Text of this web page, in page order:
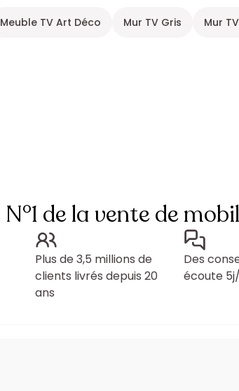
Meuble TV Art Déco Mur TV Gris Mur
N°1 de la vente de
Plus de 3,5 millions de
clients livrés depuis 20
ans
Des
écoute